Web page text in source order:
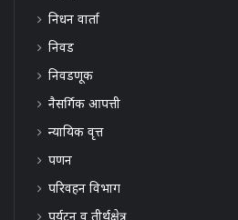
निधन वार्ता
निवड
निवडणूक
नैसर्गिक आपत्ती
न्यायिक वृत्त
पणन
परिवहन विभाग
पर्यटन व तीर्थक्षेत्र